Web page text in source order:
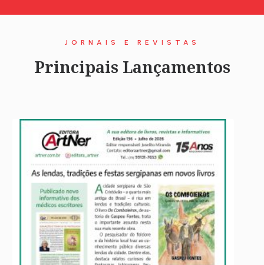
JORNAIS E REVISTAS
Principais Lançamentos